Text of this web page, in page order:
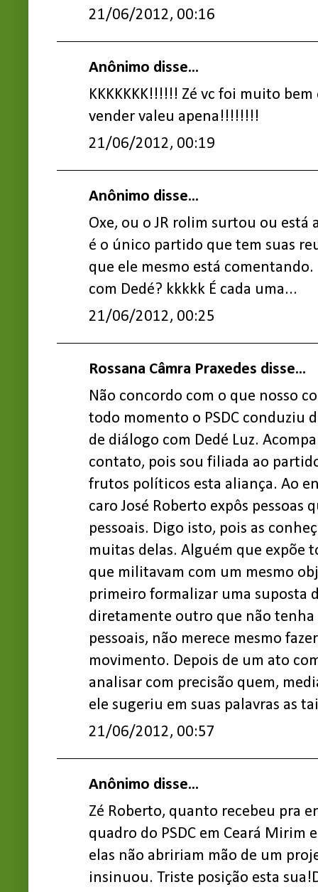
21/06/2012, 00:16
Anônimo disse...
KKKKKKK!!!!!! Zé vc foi muito
vender valeu apena!!!!!!!!
21/06/2012, 00:19
Anônimo disse...
Oxe, ou o JR rolim surtou ou está
é o único partido que tem suas
que ele mesmo está
com Dedé? kkkkk É cada uma...
21/06/2012, 00:25
Rossana Câmra Praxedes disse...
Não concordo com o que nosso
todo momento o PSDC conduziu
de diálogo com Dedé Luz.
contato, pois sou filiada ao
frutos políticos esta aliança. Ao
caro José Roberto expôs
pessoais. Digo isto, pois as
muitas delas. Alguém que expõe
que militavam com um mesmo
primeiro formalizar uma suposta
diretamente outro que não tenha
pessoais, não merece mesmo
movimento. Depois de um ato
analisar com precisão quem,
ele sugeriu em suas palavras as
21/06/2012, 00:57
Anônimo disse...
Zé Roberto, quanto recebeu pra
quadro do PSDC em Ceará Mirim
elas não abririam mão de um
insinuou. Triste posição esta